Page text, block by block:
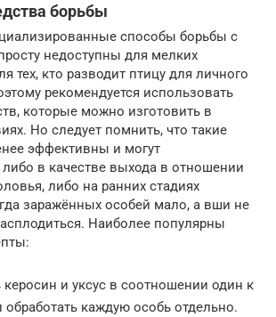
борьбы
способы борьбы с
недоступны для мелких
тех, кто разводит птицу для личного
рекомендуется использовать
которые можно изготовить в
Но следует помнить, что такие
эффективны и могут
либо в качестве выхода в отношении
либо на ранних стадиях
заражённых особей мало, а вши не
Наиболее популярны
и уксус в соотношении один к
обработать каждую особь отдельно.